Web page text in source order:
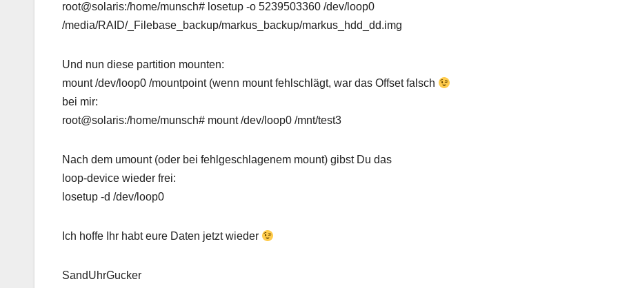
root@solaris:/home/munsch# losetup -o 5239503360 /dev/loop0
/media/RAID/_Filebase_backup/markus_backup/markus_hdd_dd.img
Und nun diese partition mounten:
mount /dev/loop0 /mountpoint (wenn mount fehlschlägt, war das Offset falsch
bei mir:
root@solaris:/home/munsch# mount /dev/loop0 /mnt/test3
Nach dem umount (oder bei fehlgeschlagenem mount) gibst Du das
loop-device wieder frei:
losetup -d /dev/loop0
Ich hoffe Ihr habt eure Daten jetzt wieder
SandUhrGucker